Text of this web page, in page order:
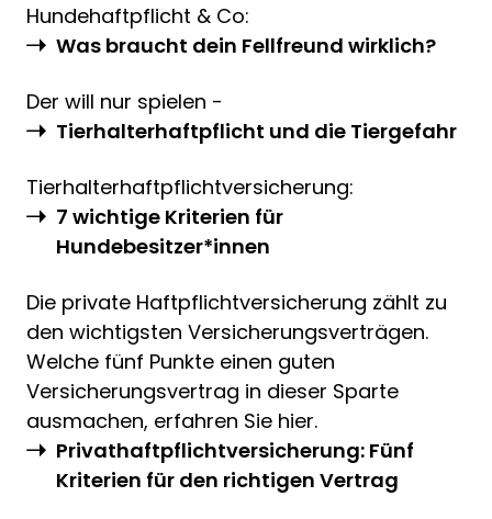
Hundehaftpflicht & Co:
Was braucht dein Fellfreund wirklich?
Der will nur spielen -
Tierhalterhaftpflicht und die Tiergefahr
Tierhalterhaftpflichtversicherung:
7 wichtige Kriterien für
Hundebesitzer*innen
Die private Haftpflichtversicherung zählt zu
den wichtigsten Versicherungsverträgen.
Welche fünf Punkte einen guten
Versicherungsvertrag in dieser Sparte
ausmachen, erfahren Sie hier.
Privathaftpflichtversicherung: Fünf
Kriterien für den richtigen Vertrag